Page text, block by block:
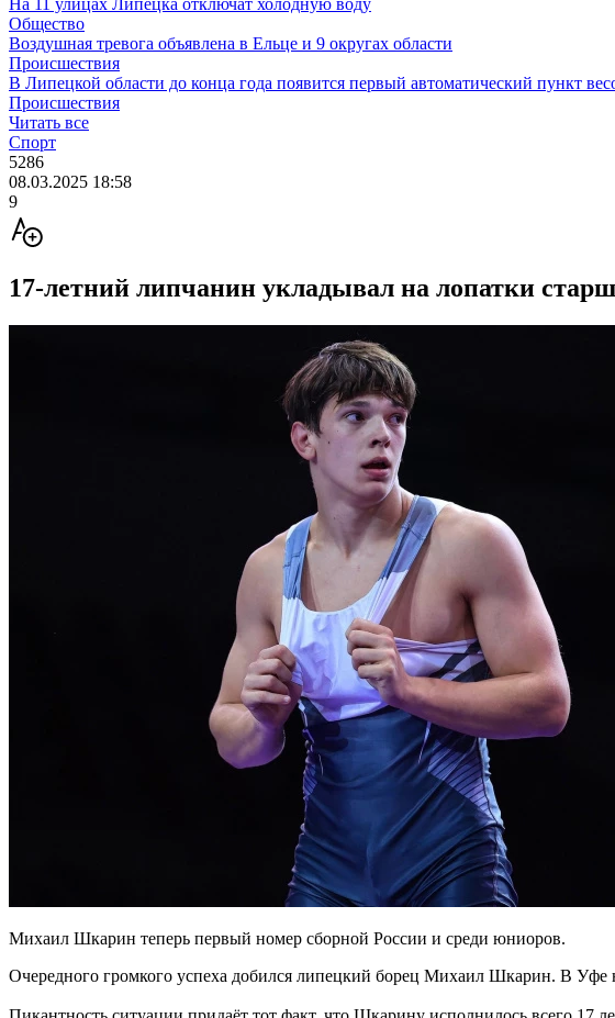
На 11 улицах Липецка отключат холодную воду
Общество
Воздушная тревога объявлена в Ельце и 9 округах области
Происшествия
В Липецкой области до конца года появится первый автоматический пункт
Происшествия
Читать все
Спорт
5286
08.03.2025 18:58
9
17-летний липчанин укладывал на лопатки
Михаил Шкарин теперь первый номер сборной России и среди юниоров.
Очередного громкого успеха добился липецкий борец Михаил Шкарин. В Уфе